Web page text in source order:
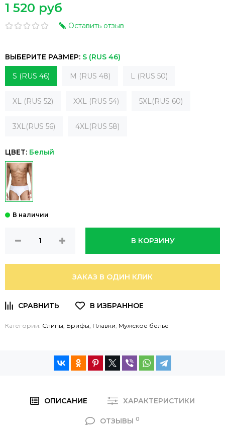
1 520 руб
Оставить отзыв
ВЫБЕРИТЕ РАЗМЕР: S (RUS 46)
S (RUS 46) M (RUS 48) L (RUS 50)
XL (RUS 52) XXL (RUS 54) 5XL(RUS 60)
3XL(RUS 56) 4XL(RUS 58)
ЦВЕТ: Белый
В КОРЗИНУ
ЗАКАЗ В ОДИН КЛИК
Категории: Слипы, Брифы, Плавки, Мужское белье
ОПИСАНИЕ ХАРАКТЕРИСТИКИ
ОТЗЫВЫ 0